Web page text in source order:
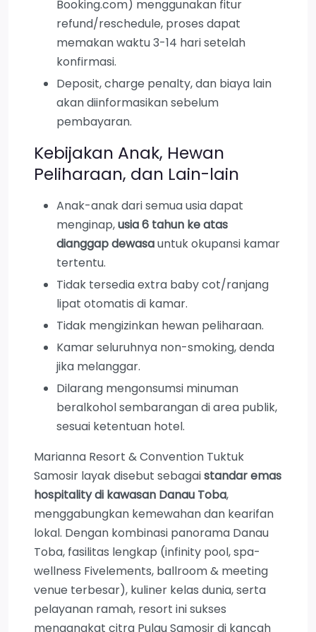
Booking.com) menggunakan fitur
refund/reschedule, proses dapat
memakan waktu 3-14 hari setelah
konfirmasi.
Deposit, charge penalty, dan biaya lain
akan diinformasikan sebelum
pembayaran.
Kebijakan Anak, Hewan
Peliharaan, dan Lain-lain
Anak-anak dari semua usia dapat
menginap,usia 6 tahun ke atas
dianggap dewasauntuk okupansi kamar
tertentu.
Tidak tersedia extra baby cot/ranjang
lipat otomatis di kamar.
Tidak mengizinkan hewan peliharaan.
Kamar seluruhnya non-smoking, denda
jika melanggar.
Dilarang mengonsumsi minuman
beralkohol sembarangan di area publik,
sesuai ketentuan hotel.
Marianna Resort & Convention Tuktuk
Samosir layak disebut sebagaistandar emas
hospitality di kawasan Danau Toba,
menggabungkan kemewahan dan kearifan
lokal. Dengan kombinasi panorama Danau
Toba, fasilitas lengkap (infinity pool, spa-
wellness Fivelements, ballroom & meeting
venue terbesar), kuliner kelas dunia, serta
pelayanan ramah, resort ini sukses
mengangkat citra Pulau Samosir di kancah